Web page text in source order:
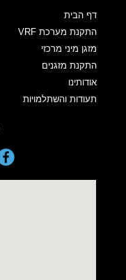
דף הבית
התקנת מערכת VRF
מזגן מיני מרכזי
התקנת מזגנים
אודותינו
תעודות והשתלמויות